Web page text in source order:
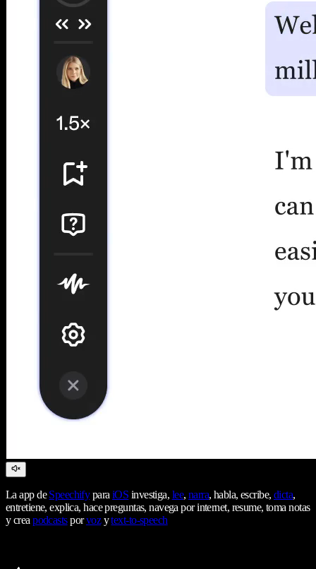
La app deSpeechifyparaiOS investiga, lee, narra, habla, escribe, dicta,
entretiene, explica, hace preguntas, navega por internet, resume, toma notas
y creapodcastsporvozytext-to-speech